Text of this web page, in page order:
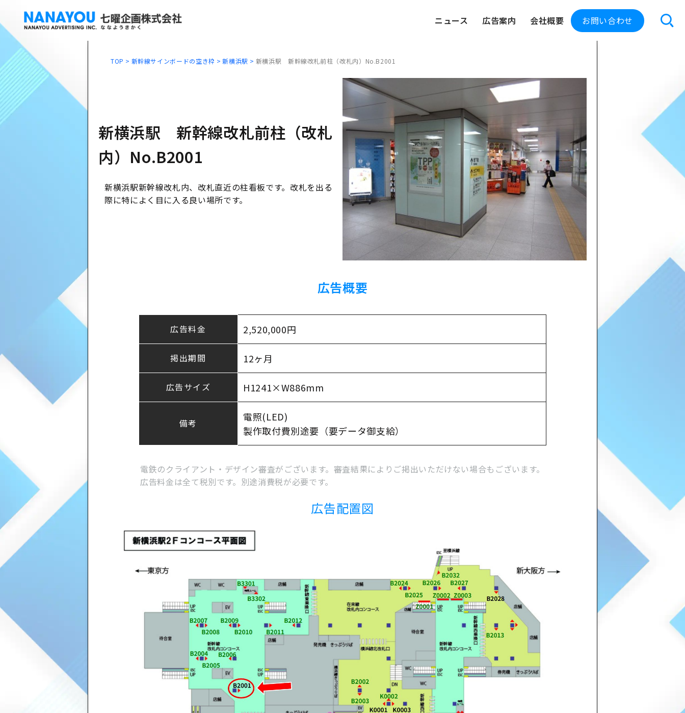
ニュース 広告案内
新幹線広告
新幹線
駅広告
新幹線
デジタルサイネージ
新幹線
交通広告
屋外広告
会社概要 お問い合わせ
TOP 新幹線サインボードの空き枠 新横浜駅 新横浜駅 新幹線改札前柱（改札内）No.B2001
新横浜駅 新幹線改札前柱（改札
内）No.B2001
新横浜駅新幹線改札内、改札直近の柱看板です。改札を出る
際に特によく目に入る良い場所です。
広告概要
広告料金 2,520,000円
掲出期間 12ヶ月
広告サイズ H1241×W886mm
備考
電照(LED)
製作取付費別途要（要データ御支給）
電鉄のクライアント・デザイン審査がございます。審査結果によりご掲出いただけない場合もございます。
広告料金は全て税別です。別途消費税が必要です。
広告配置図